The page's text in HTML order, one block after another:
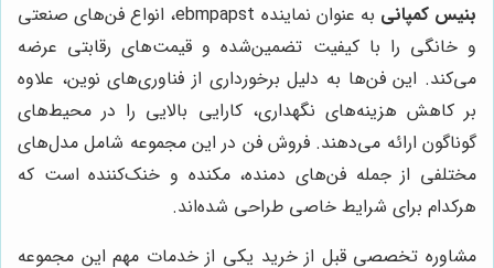
بنیس کمپانی
به عنوان نماینده ebmpapst، انواع فن‌های صنعتی
و خانگی را با کیفیت تضمین‌شده و قیمت‌های رقابتی عرضه
می‌کند. این فن‌ها به دلیل برخورداری از فناوری‌های نوین، علاوه
بر کاهش هزینه‌های نگهداری، کارایی بالایی را در محیط‌های
گوناگون ارائه می‌دهند. فروش فن در این مجموعه شامل مدل‌های
مختلفی از جمله فن‌های دمنده، مکنده و خنک‌کننده است که
هرکدام برای شرایط خاصی طراحی شده‌اند.
مشاوره تخصصی قبل از خرید یکی از خدمات مهم این مجموعه